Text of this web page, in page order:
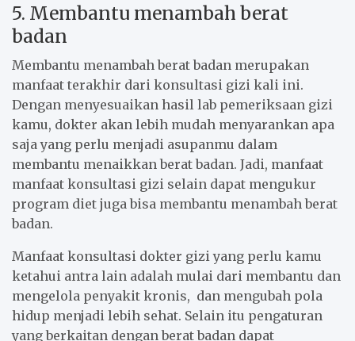
5. Membantu menambah berat
badan
Membantu menambah berat badan merupakan
manfaat terakhir dari konsultasi gizi kali ini.
Dengan menyesuaikan hasil lab pemeriksaan gizi
kamu, dokter akan lebih mudah menyarankan apa
saja yang perlu menjadi asupanmu dalam
membantu menaikkan berat badan. Jadi, manfaat
manfaat konsultasi gizi selain dapat mengukur
program diet juga bisa membantu menambah berat
badan.
Manfaat konsultasi dokter gizi yang perlu kamu
ketahui antra lain adalah mulai dari membantu dan
mengelola penyakit kronis, dan mengubah pola
hidup menjadi lebih sehat. Selain itu pengaturan
yang berkaitan dengan berat badan dapat